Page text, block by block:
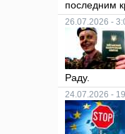
последним
26.07.2026 -
Раду.
24.07.2026 -